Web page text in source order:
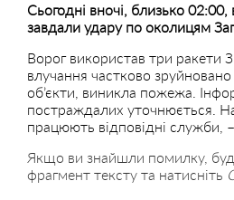
Сьогодні вночі, близько 02:00,
завдали удару по околицям
Ворог використав три ракети
влучання частково зруйновано
об’єкти, виникла пожежа.
постраждалих уточнюється.
працюють відповідні служби,
Якщо ви знайшли помилку,
фрагмент тексту та натисніть